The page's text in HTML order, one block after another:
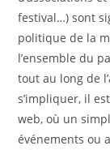
festival…) sont
politique de la
l’ensemble du
tout au long de
s’impliquer, il
web, où un
événements ou